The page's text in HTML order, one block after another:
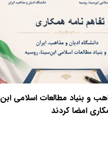
و بنیاد مطالعات اسلامی
امضا کردند